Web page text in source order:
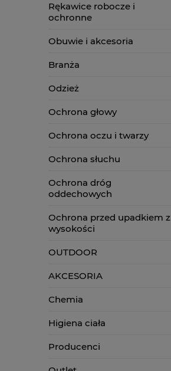
Rękawice robocze i
ochronne
Obuwie i akcesoria
Branża
Odzież
Ochrona głowy
Ochrona oczu i twarzy
Ochrona słuchu
Ochrona dróg
oddechowych
Ochrona przed upadkiem z
wysokości
OUTDOOR
AKCESORIA
Chemia
Higiena ciała
Producenci